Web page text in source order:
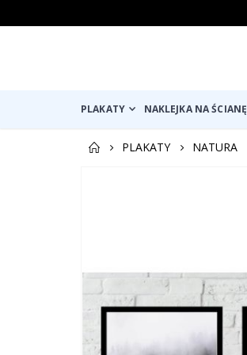
PLAKATY NAKLEJKA NA ŚCIANĘ
PLAKATY
NATURA